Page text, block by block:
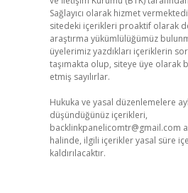
Sağlayıcı olarak hizmet
sitedeki içerikleri proaktif olarak
araştırma yükümlülüğümüz
üyelerimiz yazdıkları içeriklerin
taşımakta olup, siteye üye olarak
etmiş sayılırlar.
Hukuka ve yasal düzenlemelere
düşündüğünüz içerikleri,
backlinkpanelicomtr@gmail.com
halinde, ilgili içerikler yasal süre
kaldırılacaktır.